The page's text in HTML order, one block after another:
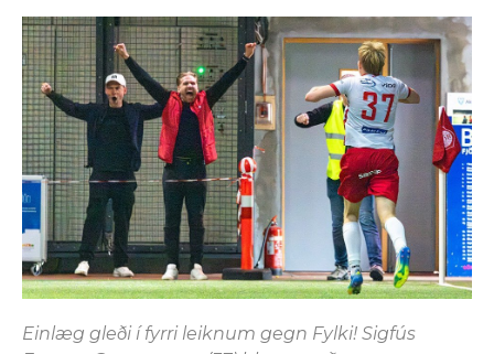
Einlæg gleði í fyrri leiknum gegn Fylki! Sigfús